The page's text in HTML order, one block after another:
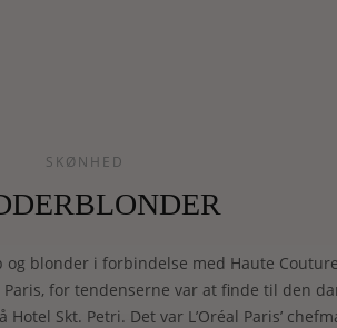
SKØNHED
og blonder i forbindelse med Haute
for tendenserne var at finde til den
Skt. Petri. Det var L’Oréal Paris’